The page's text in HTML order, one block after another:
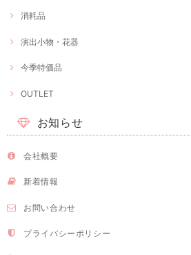
消耗品
演出小物・花器
今季特価品
OUTLET
お知らせ
会社概要
新着情報
お問い合わせ
プライバシーポリシー